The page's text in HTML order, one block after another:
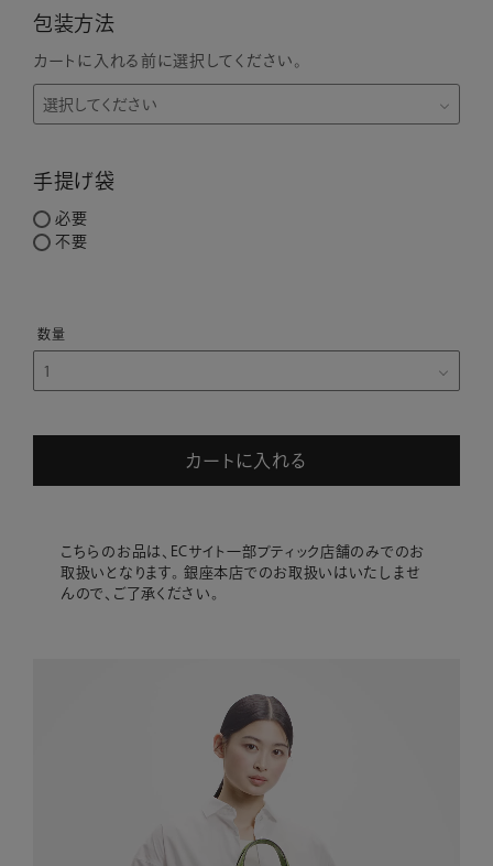
包装方法
カートに入れる前に選択してください。
手提げ袋
必要
不要
カートに入れる
こちらのお品は、ECサイト一部ブティック店舗のみでのお
取扱いとなります。 銀座本店でのお取扱いはいたしませ
んので、ご了承ください。